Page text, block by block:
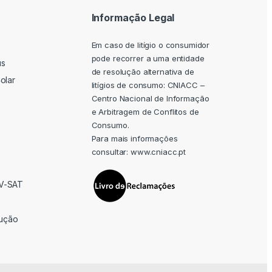
SAT
Informação Legal
Em caso de litígio o consumidor
pode recorrer a uma entidade
de resolução alternativa de
litígios de consumo: CNIACC –
Centro Nacional de Informação
e Arbitragem de Conflitos de
Consumo.
Para mais informações
consultar: www.cniacc.pt